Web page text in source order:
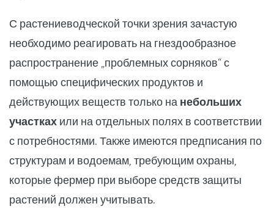
С растениеводческой точки зрения зачастую
необходимо реагировать на гнездообразное
распространение „проблемных сорняков“ с
помощью специфических продуктов и
действующих веществ только на небольших
участках или на отдельных полях в соответствии
с потребностями. Также имеются предписания по
структурам и водоемам, требующим охраны,
которые фермер при выборе средств защиты
растений должен учитывать.